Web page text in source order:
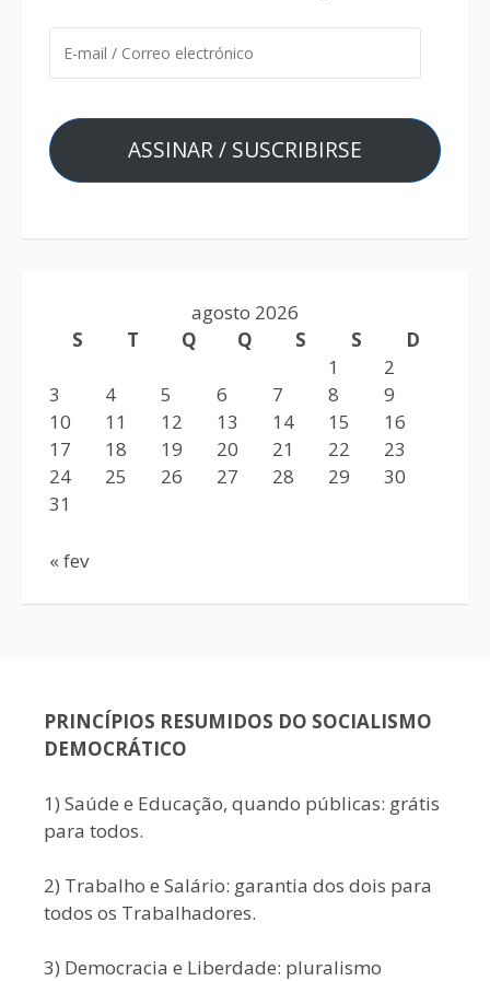
ASSINAR / SUSCRIBIRSE
agosto 2026
S
T Q Q S S
D
1
2
3
4 5 6 7 8
9
10
11 12 13 14 15
16
17
18 19 20 21 22
23
24
25 26 27 28 29
30
31
« fev
PRINCÍPIOS RESUMIDOS DO SOCIALISMO
DEMOCRÁTICO
1) Saúde e Educação, quando públicas: grátis
para todos.
2) Trabalho e Salário: garantia dos dois para
todos os Trabalhadores.
3) Democracia e Liberdade: pluralismo